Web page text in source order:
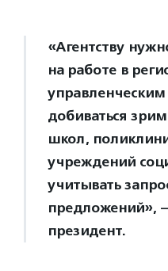
«Агентству
на работе в
добиваться
школ,
учреждений
учитывать
предложений»,
президент.